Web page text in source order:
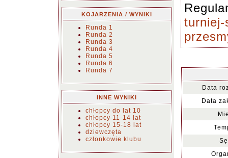
KOJARZENIA / WYNIKI
Runda 1
Runda 2
Runda 3
Runda 4
Runda 5
Runda 6
Runda 7
INNE WYNIKI
chłopcy do lat 10
chłopcy 11-14 lat
chłopcy 15-18 lat
dziewczęta
członkowie klubu
turniej-
Data
Data